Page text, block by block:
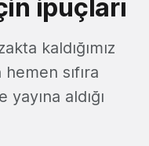
ipuçları
kaldığımız
sıfıra
aldığı